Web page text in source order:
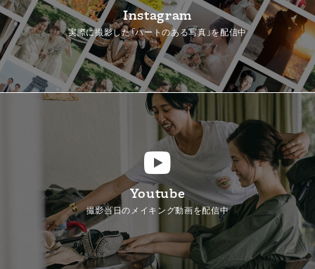
Instagram
実際に撮影した「ハートのある写真」を配信中
Youtube
撮影当日のメイキング動画を配信中